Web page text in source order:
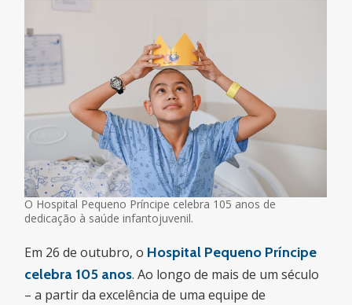
O Hospital Pequeno Príncipe celebra 105 anos de
dedicação à saúde infantojuvenil.
Em 26 de outubro, o Hospital Pequeno Príncipe
celebra 105 anos. Ao longo de mais de um século
– a partir da excelência de uma equipe de